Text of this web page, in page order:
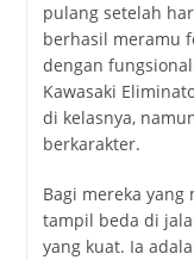
pulang setelah
berhasil meramu
dengan
Kawasaki
di kelasnya,
berkarakter.
Bagi mereka
tampil beda di
yang kuat. Ia